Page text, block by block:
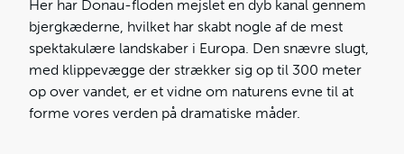
Her har Donau-floden mejslet en dyb kanal gennem
bjergkæderne, hvilket har skabt nogle af de mest
spektakulære landskaber i Europa. Den snævre slugt,
med klippevægge der strækker sig op til 300 meter
op over vandet, er et vidne om naturens evne til at
forme vores verden på dramatiske måder.